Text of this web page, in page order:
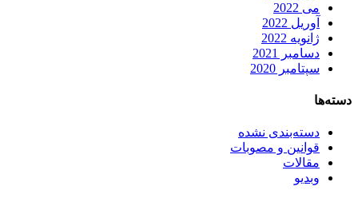
می 2022
آوریل 2022
ژانویه 2022
دسامبر 2021
سپتامبر 2020
دسته‌ها
دسته‌بندی نشده
قوانین و مصوبات
مقالات
وبدیو